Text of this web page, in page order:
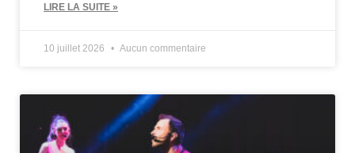
LIRE LA SUITE »
10 juillet 2026 Aucun commentaire